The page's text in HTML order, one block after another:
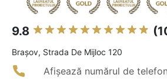
9.8
Braşov, Strada De Mijloc 120
Afișează numărul de telefon